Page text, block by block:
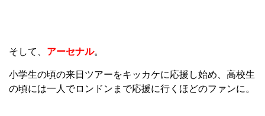
そして、 アーセナル。
小学生の頃の来日ツアーをキッカケに応援し始め、高校生
の頃には一人でロンドンまで応援に行くほどのファンに。